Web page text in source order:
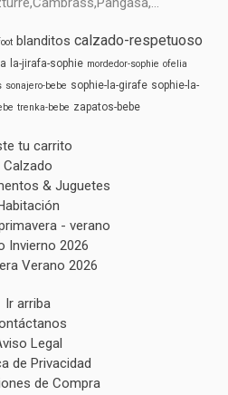
blanditos calzado-respetuoso
la-jirafa-sophie mordedor-sophie ofelia
sonajero-bebe sophie-la-girafe sophie-la-
trenka-bebe zapatos-bebe
tu carrito
Calzado
& Juguetes
- verano
Invierno 2026
Verano 2026
Ir arriba
Legal
de Privacidad
de Compra